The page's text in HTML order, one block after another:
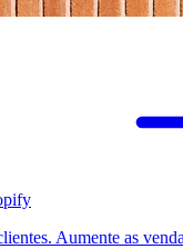
Aumente as